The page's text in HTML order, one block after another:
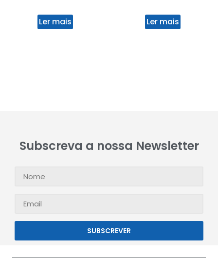
Ler mais Ler mais
Subscreva a nossa Newsletter
SUBSCREVER